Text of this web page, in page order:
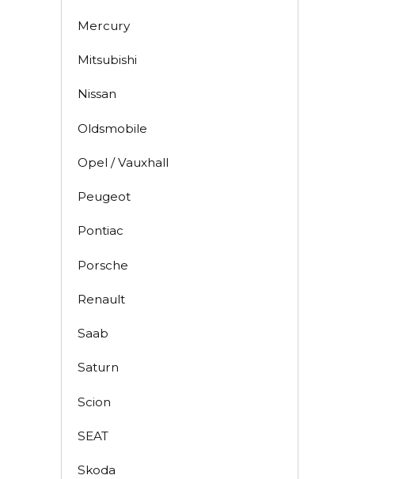
Mercury
Mitsubishi
Nissan
Oldsmobile
Opel / Vauxhall
Peugeot
Pontiac
Porsche
Renault
Saab
Saturn
Scion
SEAT
Skoda